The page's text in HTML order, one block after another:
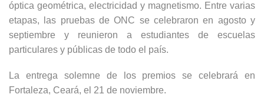
óptica geométrica, electricidad y magnetismo. Entre varias
etapas, las pruebas de ONC se celebraron en agosto y
septiembre y reunieron a estudiantes de escuelas
particulares y públicas de todo el país.
La entrega solemne de los premios se celebrará en
Fortaleza, Ceará, el 21 de noviembre.